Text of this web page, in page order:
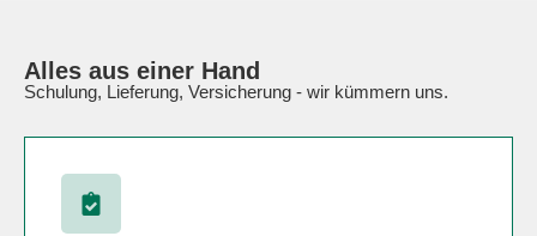
Alles aus einer Hand
Schulung, Lieferung, Versicherung - wir kümmern uns.